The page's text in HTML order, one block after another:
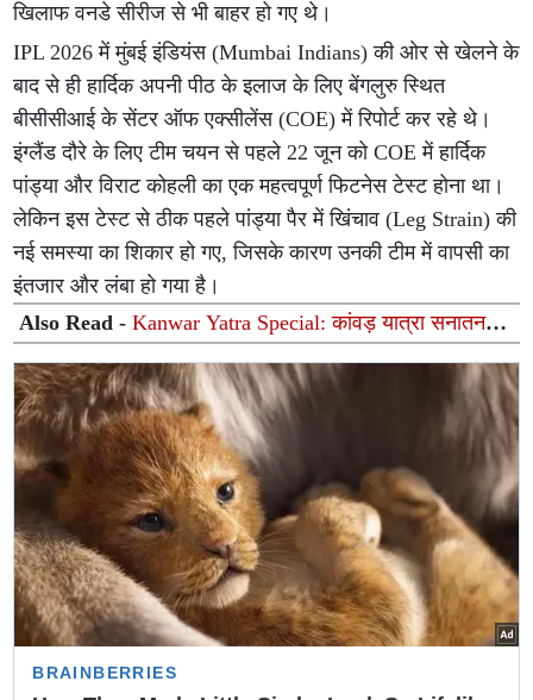
खिलाफ वनडे सीरीज से भी बाहर हो गए थे।
IPL 2026 में मुंबई इंडियंस (Mumbai Indians) की ओर से खेलने के
बाद से ही हार्दिक अपनी पीठ के इलाज के लिए बेंगलुरु स्थित
बीसीसीआई के सेंटर ऑफ एक्सीलेंस (COE) में रिपोर्ट कर रहे थे।
इंग्लैंड दौरे के लिए टीम चयन से पहले 22 जून को COE में हार्दिक
पांड्या और विराट कोहली का एक महत्वपूर्ण फिटनेस टेस्ट होना था।
लेकिन इस टेस्ट से ठीक पहले पांड्या पैर में खिंचाव (Leg Strain) की
नई समस्या का शिकार हो गए, जिसके कारण उनकी टीम में वापसी का
इंतजार और लंबा हो गया है।
Also Read -Kanwar Yatra Special: कांवड़ यात्रा सनातन
चेतना का महासमर और शिव भक्ति का अद्भुत महाकुंभ